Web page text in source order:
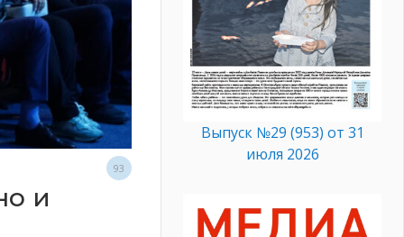
93
и
Выпуск №29 (953) от 31
июля 2026